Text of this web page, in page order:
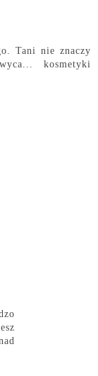
Tani nie znaczy
kosmetyki